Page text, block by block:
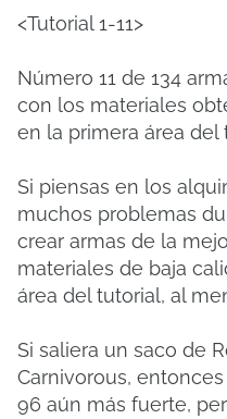
<Tutorial 1-11>
Número 11 de 134
con los materiales
en la primera área del
Si piensas en los
muchos problemas
crear armas de la
materiales de baja
área del tutorial, al
Si saliera un saco de
Carnivorous,
96 aún más fuerte,